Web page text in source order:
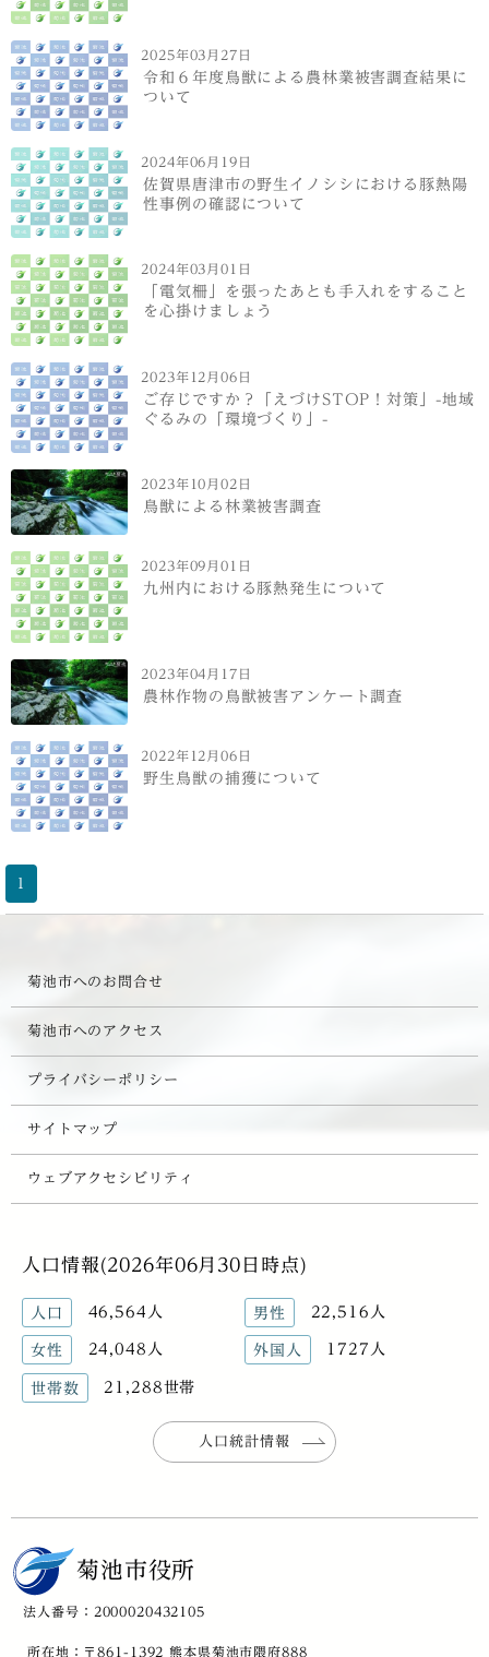
2025年03月27日
令和６年度鳥獣による農林業被害調査結果に
ついて
2024年06月19日
佐賀県唐津市の野生イノシシにおける豚熱陽
性事例の確認について
2024年03月01日
「電気柵」を張ったあとも手入れをすること
を心掛けましょう
2023年12月06日
ご存じですか？「えづけSTOP！対策」-地域
ぐるみの「環境づくり」-
2023年10月02日
鳥獣による林業被害調査
2023年09月01日
九州内における豚熱発生について
2023年04月17日
農林作物の鳥獣被害アンケート調査
2022年12月06日
野生鳥獣の捕獲について
菊池市へのお問合せ
菊池市へのアクセス
プライバシーポリシー
サイトマップ
ウェブアクセシビリティ
人口情報(2026年06月30日時点)
人口 46,564人 男性 22,516人
女性 24,048人 外国人 1727人
世帯数 21,288世帯
人口統計情報
菊池市役所
法人番号：2000020432105
所在地：〒861-1392 熊本県菊池市隈府888